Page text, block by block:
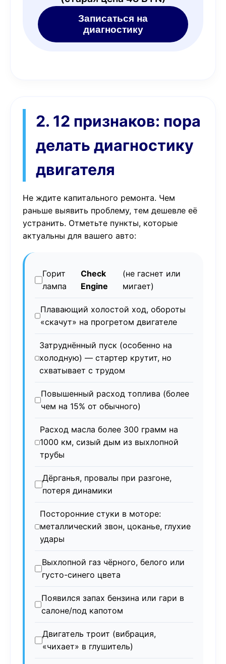
Записаться на
диагностику
2. 12 признаков: пора
делать диагностику
двигателя
Не ждите капитального ремонта. Чем
раньше выявить проблему, тем дешевле её
устранить. Отметьте пункты, которые
актуальны для вашего авто:
Горит
лампа
Check
Engine
(не гаснет или
мигает)
Плавающий холостой ход, обороты
«скачут» на прогретом двигателе
Затруднённый пуск (особенно на
холодную) — стартер крутит, но
схватывает с трудом
Повышенный расход топлива (более
чем на 15% от обычного)
Расход масла более 300 грамм на
1000 км, сизый дым из выхлопной
трубы
Дёрганья, провалы при разгоне,
потеря динамики
Посторонние стуки в моторе:
металлический звон, цоканье, глухие
удары
Выхлопной газ чёрного, белого или
густо-синего цвета
Появился запах бензина или гари в
салоне/под капотом
Двигатель троит (вибрация,
«чихает» в глушитель)